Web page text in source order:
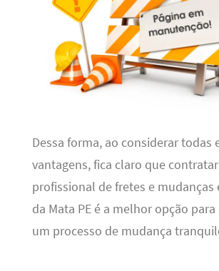
Dessa forma, ao considerar todas
vantagens, fica claro que
profissional de fretes e mudanças
da Mata PE é a melhor opção
um processo de mudança